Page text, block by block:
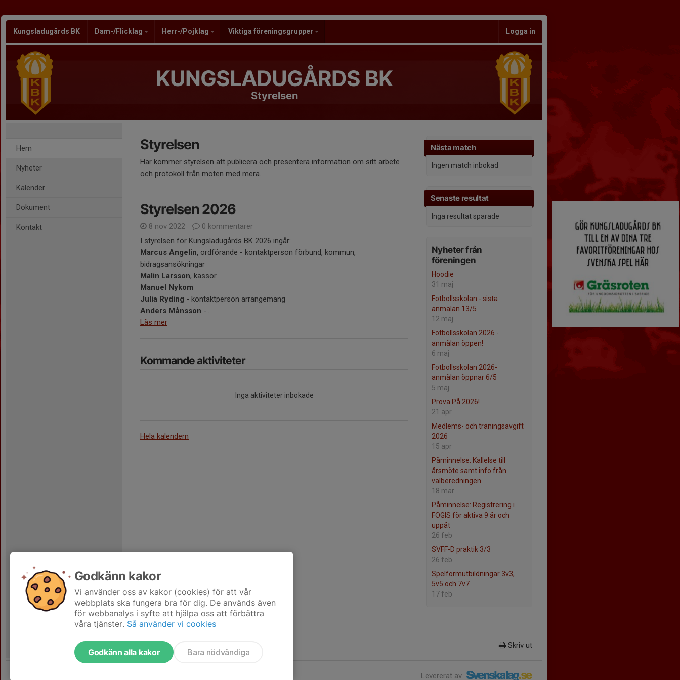
Kungsladugårds BK Dam-/Flicklag Herr-/Pojklag Viktiga föreningsgrupper Logga in
KUNGSLADUGÅRDS BK
Styrelsen
Hem
Nyheter
Kalender
Dokument
Kontakt
Nästa match
Ingen match inbokad
Senaste resultat
Inga resultat sparade
Nyheter från
föreningen
Hoodie
31 maj
Fotbollsskolan - sista
anmälan 13/5
12 maj
Fotbollsskolan 2026 -
anmälan öppen!
6 maj
Fotbollsskolan 2026-
anmälan öppnar 6/5
5 maj
Prova På 2026!
21 apr
Medlems- och träningsavgift
2026
15 apr
Påminnelse: Kallelse till
årsmöte samt info från
valberedningen
18 mar
Påminnelse: Registrering i
FOGIS för aktiva 9 år och
uppåt
26 feb
SVFF-D praktik 3/3
26 feb
Spelformutbildningar 3v3,
5v5 och 7v7
17 feb
Styrelsen
Här kommer styrelsen att publicera och presentera information om sitt arbete
och protokoll från möten med mera.
Styrelsen 2026
8 nov 2022
0 kommentarer
I styrelsen för Kungsladugårds BK 2026 ingår:
Marcus Angelin, ordförande - kontaktperson förbund, kommun,
bidragsansökningar
Malin Larsson, kassör
Manuel Nykom
Julia Ryding - kontaktperson arrangemang
Anders Månsson -...
Läs mer
Kommande aktiviteter
Inga aktiviteter inbokade
Hela kalendern
Skriv ut
Levererat av
Godkänn kakor
Vi använder oss av kakor (cookies) för att vår
webbplats ska fungera bra för dig. De används även
för webbanalys i syfte att hjälpa oss att förbättra
våra tjänster. Så använder vi cookies
Godkänn alla kakor Bara nödvändiga